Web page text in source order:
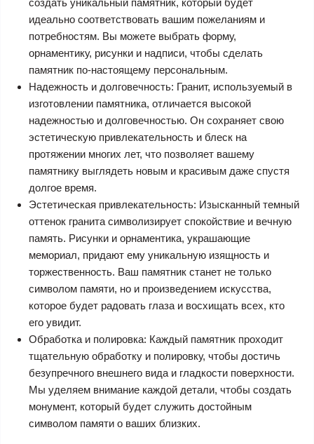
создать уникальный памятник, который будет
идеально соответствовать вашим пожеланиям и
потребностям. Вы можете выбрать форму,
орнаментику, рисунки и надписи, чтобы сделать
памятник по-настоящему персональным.
Надежность и долговечность: Гранит, используемый в
изготовлении памятника, отличается высокой
надежностью и долговечностью. Он сохраняет свою
эстетическую привлекательность и блеск на
протяжении многих лет, что позволяет вашему
памятнику выглядеть новым и красивым даже спустя
долгое время.
Эстетическая привлекательность: Изысканный темный
оттенок гранита символизирует спокойствие и вечную
память. Рисунки и орнаментика, украшающие
мемориал, придают ему уникальную изящность и
торжественность. Ваш памятник станет не только
символом памяти, но и произведением искусства,
которое будет радовать глаза и восхищать всех, кто
его увидит.
Обработка и полировка: Каждый памятник проходит
тщательную обработку и полировку, чтобы достичь
безупречного внешнего вида и гладкости поверхности.
Мы уделяем внимание каждой детали, чтобы создать
монумент, который будет служить достойным
символом памяти о ваших близких.